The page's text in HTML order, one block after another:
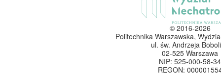
© 2016-2026
Politechnika Warszawska,
ul. św. Andrzeja
02-525 Warszawa
NIP: 525-000-58-34
REGON: